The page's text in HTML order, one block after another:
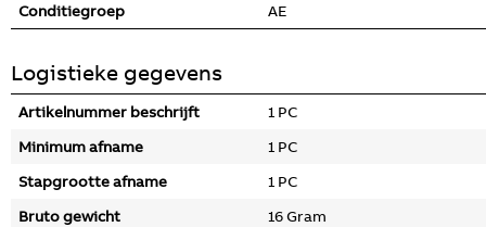
Conditiegroep
AE
Logistieke gegevens
Artikelnummer beschrijft
1 PC
Minimum afname
1 PC
Stapgrootte afname
1 PC
Bruto gewicht
16 Gram